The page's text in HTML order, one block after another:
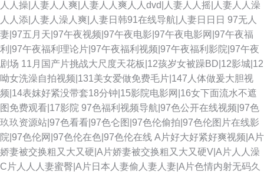
人人操|人妻人人爽|人妻人人爽人人dvd|人妻人人摇|人妻人人澡
人人添|人妻人澡人爽|人妻日韩91在线导航|人妻日日日 97无人
妻|97五月天|97午夜视频|97午夜电影|97午夜电影网|97午夜福
利|97午夜福利理论片|97午夜福利视频|97午夜福利影院|97午夜
剧场 11月国产片挑战大尺度天花板|12孩岁女被躁BD|12影城|12
呦女洗澡自拍视频|131美女爱做免费毛片|147人体做爰大胆视
频|14表妺好紧没带套18分钟|15影院电影网|16女下面流水不遮
图免费观看|17影院 97色福利视频导航|97色公开在线视频|97色
玖玖资源站|97色看看|97色仑图|97色伦偷拍|97色伦图片在线影
院|97色伦网|97色伦在色|97色伦在线 A片好大好紧好爽视频|A片
娇妻被交换粗又大又硬|A片娇妻被交换粗又大又硬V|A片人人澡
C片人人人妻蜜臀|A片日本人妻偷人妻人妻|A片色情内射无码久